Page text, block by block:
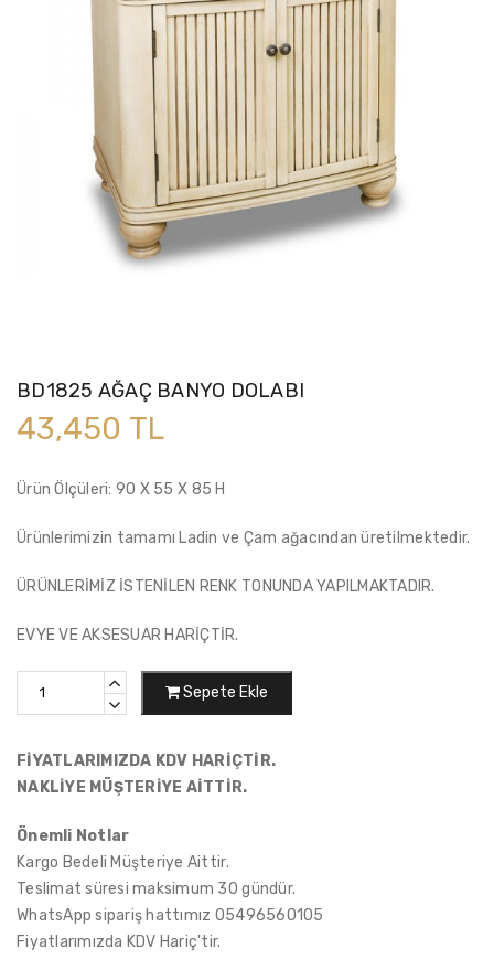
BD1825 AĞAÇ BANYO DOLABI
43,450 TL
Ürün Ölçüleri: 90 X 55 X 85 H
Ürünlerimizin tamamı Ladin ve Çam ağacından üretilmektedir.
ÜRÜNLERİMİZ İSTENİLEN RENK TONUNDA YAPILMAKTADIR.
EVYE VE AKSESUAR HARİÇTİR.
Sepete Ekle
FİYATLARIMIZDA KDV HARİÇTİR.
NAKLİYE MÜŞTERİYE AİTTİR.
Önemli Notlar
Kargo Bedeli Müşteriye Aittir.
Teslimat süresi maksimum 30 gündür.
WhatsApp sipariş hattımız 05496560105
Fiyatlarımızda KDV Hariç'tir.